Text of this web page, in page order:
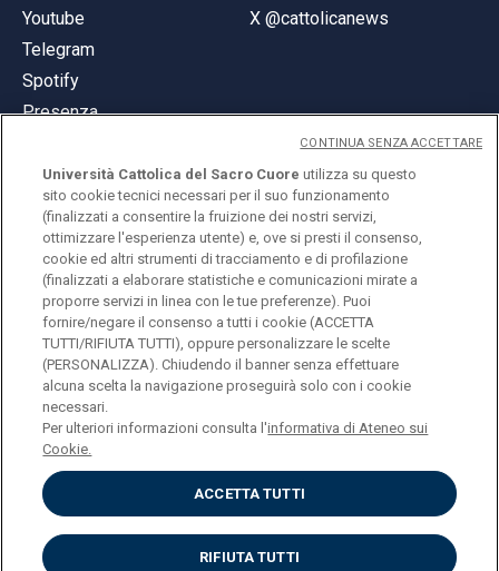
Youtube
Telegram
Spotify
Presenza
X @cattolicanews
© Università Cattolica del Sacro Cuore
Largo A. Gemelli 1, 20123 Milano
PI 02133120150
ENGLISH
Privacy
Accessibilità
Cookies
Università Cattolica del Sacro Cuore utilizza su questo
sito cookie tecnici necessari per il suo funzionamento
(finalizzati a consentire la fruizione dei nostri servizi,
ottimizzare l'esperienza utente) e, ove si presti il consenso,
cookie ed altri strumenti di tracciamento e di profilazione
(finalizzati a elaborare statistiche e comunicazioni mirate a
proporre servizi in linea con le tue preferenze). Puoi
fornire/negare il consenso a tutti i cookie (ACCETTA
TUTTI/RIFIUTA TUTTI), oppure personalizzare le scelte
(PERSONALIZZA). Chiudendo il banner senza effettuare
alcuna scelta la navigazione proseguirà solo con i cookie
necessari.
Per ulteriori informazioni consulta l'informativa di Ateneo sui
Cookie.
ACCETTA TUTTI
RIFIUTA TUTTI
CONTINUA SENZA ACCETTARE